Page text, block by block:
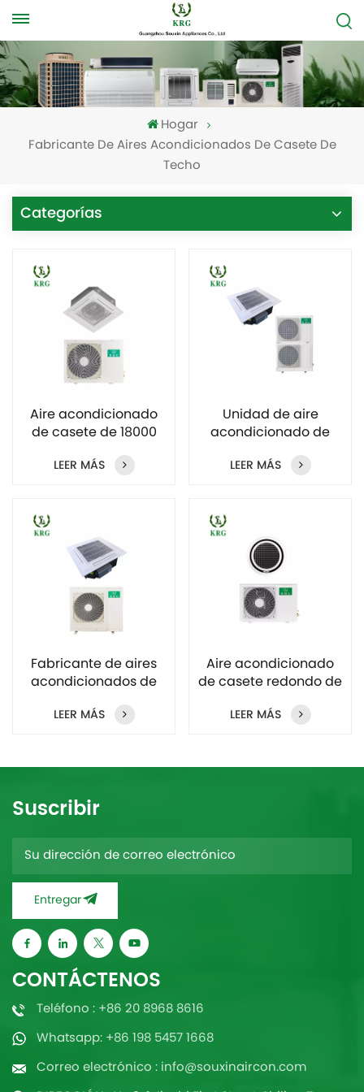
Hogar
Fabricante De Aires Acondicionados De Casete De
Techo
Categorías
Aire acondicionado
de casete de 18000
BTU y 24000 BTU de
fábrica
LEER MÁS
Unidad de aire
acondicionado de
casete de techo de 5
toneladas, venta al
LEER MÁS
Fabricante de aires
acondicionados de
casete de techo de 3
toneladas
LEER MÁS
Aire acondicionado
de casete redondo de
4 HP y 3 toneladas al
por mayor
LEER MÁS
Suscribir
Entregar
CONTÁCTENOS
Teléfono : +86 20 8968 8616
Whatsapp: +86 198 5457 1668
Correo electrónico : info@souxinaircon.com